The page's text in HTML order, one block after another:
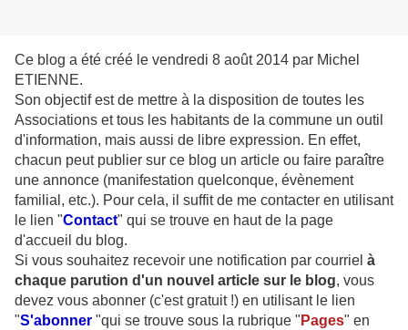
Ce blog a été créé le vendredi 8 août 2014 par Michel
ETIENNE.
Son objectif est de mettre à la disposition de toutes les
Associations et tous les habitants de la commune un outil
d'information, mais aussi de libre expression. En effet,
chacun peut publier sur ce blog un article ou faire paraître
une annonce (manifestation quelconque, évènement
familial, etc.). Pour cela, il suffit de me contacter en utilisant
le lien "Contact" qui se trouve en haut de la page
d'accueil du blog.
Si vous souhaitez recevoir une notification par courriel à
chaque parution d'un nouvel article sur le blog, vous
devez vous abonner (c'est gratuit !) en utilisant le lien
"S'abonner "qui se trouve sous la rubrique " Pages" en